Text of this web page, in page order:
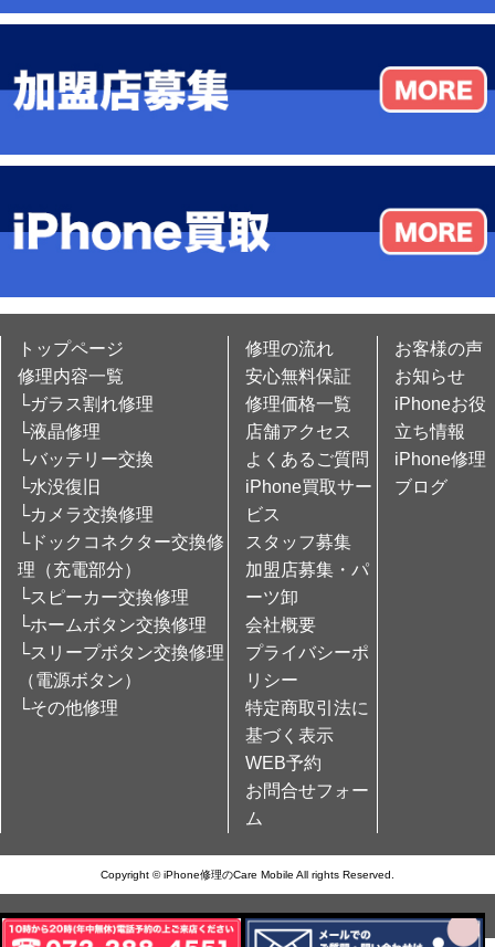
トップページ
修理内容一覧
└ガラス割れ修理
└液晶修理
└バッテリー交換
└水没復旧
└カメラ交換修理
└ドックコネクター交換修
理（充電部分）
└スピーカー交換修理
└ホームボタン交換修理
└スリープボタン交換修理
（電源ボタン）
└その他修理
修理の流れ
安心無料保証
修理価格一覧
店舗アクセス
よくあるご質問
iPhone買取サー
ビス
スタッフ募集
加盟店募集・パ
ーツ卸
会社概要
プライバシーポ
リシー
特定商取引法に
基づく表示
WEB予約
お問合せフォー
ム
お客様の声
お知らせ
iPhoneお役
立ち情報
iPhone修理
ブログ
Copyright © iPhone修理のCare Mobile All rights Reserved.